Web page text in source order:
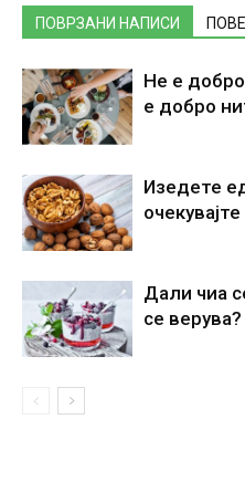
ПОВРЗАНИ НАПИСИ
Не е
е добро
Изедете
Дали чиа
се верува?